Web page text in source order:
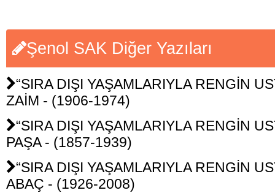
Şenol SAK Diğer Yazıları
“SIRA DIŞI YAŞAMLARIYLA RENGİN
ZAİM - (1906-1974)
“SIRA DIŞI YAŞAMLARIYLA RENGİN
PAŞA - (1857-1939)
“SIRA DIŞI YAŞAMLARIYLA RENGİN
ABAÇ - (1926-2008)